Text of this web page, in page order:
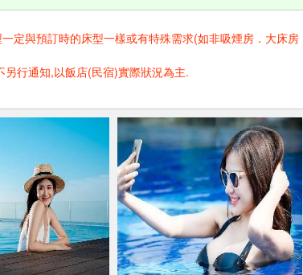
定與預訂時的床型一樣或有特殊需求(如非吸煙房．大床
行通知,以飯店(民宿)實際狀況為主.